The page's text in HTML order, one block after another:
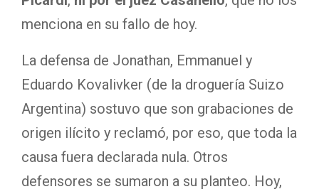
menciona en su fallo de hoy.
La defensa de Jonathan, Emmanuel y
Eduardo Kovalivker (de la droguería Suizo
Argentina) sostuvo que son grabaciones de
origen ilícito y reclamó, por eso, que toda la
causa fuera declarada nula. Otros
defensores se sumaron a su planteo. Hoy,